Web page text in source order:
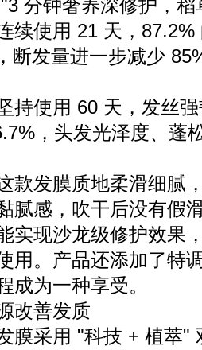
分钟奢养深修护，
续使用 21 天，
断发量进一步减少
持使用 60 天，发丝
，头发光泽度、蓬
款发膜质地柔滑细腻
腻感，吹干后没有假
实现沙龙级修护效果
用。产品还添加了特
成为一种享受。
改善发质
膜采用 "科技 + 植萃"